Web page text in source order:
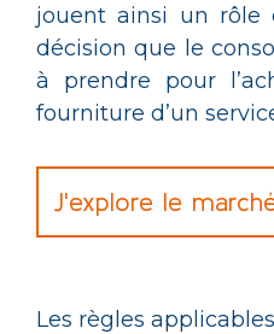
jouent ainsi un rôle
décision que le
à prendre pour
fourniture d’un
J'explore le
Les règles applicables